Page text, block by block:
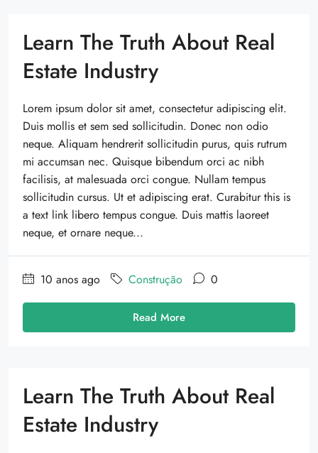
Learn The Truth About Real
Estate Industry
Lorem ipsum dolor sit amet, consectetur adipiscing elit.
Duis mollis et sem sed sollicitudin. Donec non odio
neque. Aliquam hendrerit sollicitudin purus, quis rutrum
mi accumsan nec. Quisque bibendum orci ac nibh
facilisis, at malesuada orci congue. Nullam tempus
sollicitudin cursus. Ut et adipiscing erat. Curabitur this is
a text link libero tempus congue. Duis mattis laoreet
neque, et ornare neque...
10 anos ago Construção 0
Read More
Learn The Truth About Real
Estate Industry